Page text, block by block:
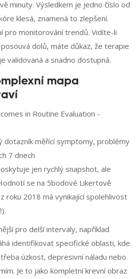
minuty. Výsledkem je jedno číslo od
klesá, znamená to zlepšení.
pro monitorování trendů. Vidíte-li
dolů, máte důkaz, že terapie
validovaná a snadno dostupná.
mapa
in Routine Evaluation -
dotazník měřící symptomy, problémy
7 dnech
jen rychlý snapshot, ale
se na 5bodové Likertově
roku 2018 má vynikající spolehlivost
pro delší intervaly, například
identifikovat specifické oblasti, kde
úzkost, depresivní náladu nebo
Je to jako kompletní krevní obraz